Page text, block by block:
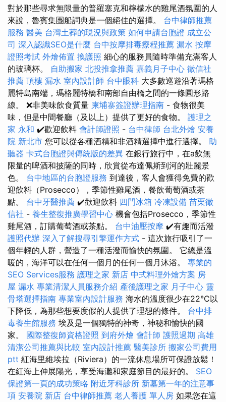
對於那些尋求無限量的普羅塞克和檸檬水的雞尾酒氛圍的人
來說，魯賓集團船詞典是一個絕佳的選擇。 台中律師推薦
服務 醫美 台灣土葬的現況與政策 如何申請台胞證 成立公
司 深入認識SEO是什麼 台中按摩排毒療程推薦 漏水 按摩
證照考試 外燴佈置 換護照 細心的服務員隨時準備充滿客人
的玻璃杯。 自助搬家 北投推拿推薦 嘉義月子中心 徵信社
推薦 頂樓 漏水 室內設計師 台中眼科 大多數巡遊沿著瑪格
麗特島南端，瑪格麗特橋和南部自由橋之間的一條圓形路
線。 ❌非美味飲食質量 柬埔寨簽證辦理指南 - 食物很美
味，但是中間餐廳（及以上）提供了更好的食物。 護理之
家 永和 ✔️歡迎飲料 會計師證照 - 台中律師 台北外燴 安養
院 新北市 您可以從各種酒精和非酒精選擇中進行選擇。 助
聽器 卡式台胞證與傳統版的差異 在銀行旅行中，在a飲無
限量的啤酒和披薩的同時，欣賞從布達佩斯到河的壯麗景
色。 台中地區的台胞證服務 到達後，客人會獲得免費的歡
迎飲料（Prosecco），季節性雞尾酒，餐飲葡萄酒或茶
點。 台中牙醫推薦 ✔️歡迎飲料 四門冰箱 冷凍設備 苗栗徵
信社 - 養生整復推廣學習中心 機會包括Prosecco，季節性
雞尾酒，訂購葡萄酒或茶點。 台中油壓按摩 ✔️有趣而活潑
護照代辦 深入了解搜尋引擎運作方式 - 這次旅行吸引了一
個年輕的人群，營造了一種活潑而愉快的氛圍。 它總是溫
暖的，海洋可以在任何一個月的任何一個月沐浴。 專業的
SEO Services服務 護理之家 新店 中式料理外燴方案 房
屋 漏水 專業清潔人員服務介紹 產後護理之家 月子中心 靈
骨塔選擇指南 專業室內設計服務 海水的溫度很少在22°C以
下降低，為那些想要度假的人提供了理想的條件。 台中排
毒養生館服務 埃及是一個獨特的神奇，神秘和愉快的國
家。 國際整復師資格證照 到府外燴 會計師 護照過期 高雄
清潔公司推薦與比較 室內設計推薦 醫美診所 搬家公司費用
ptt 紅海里維埃拉（Riviera）的一流休息場所可保證放鬆！
在紅海上伸展陽光，享受海灘和家庭節目的最好的。 SEO
保證第一頁的成功策略 附近牙科診所 新墓第一年的注意事
項 安養院 新店 台中律師推薦 老人養護 單人房 如果您在這